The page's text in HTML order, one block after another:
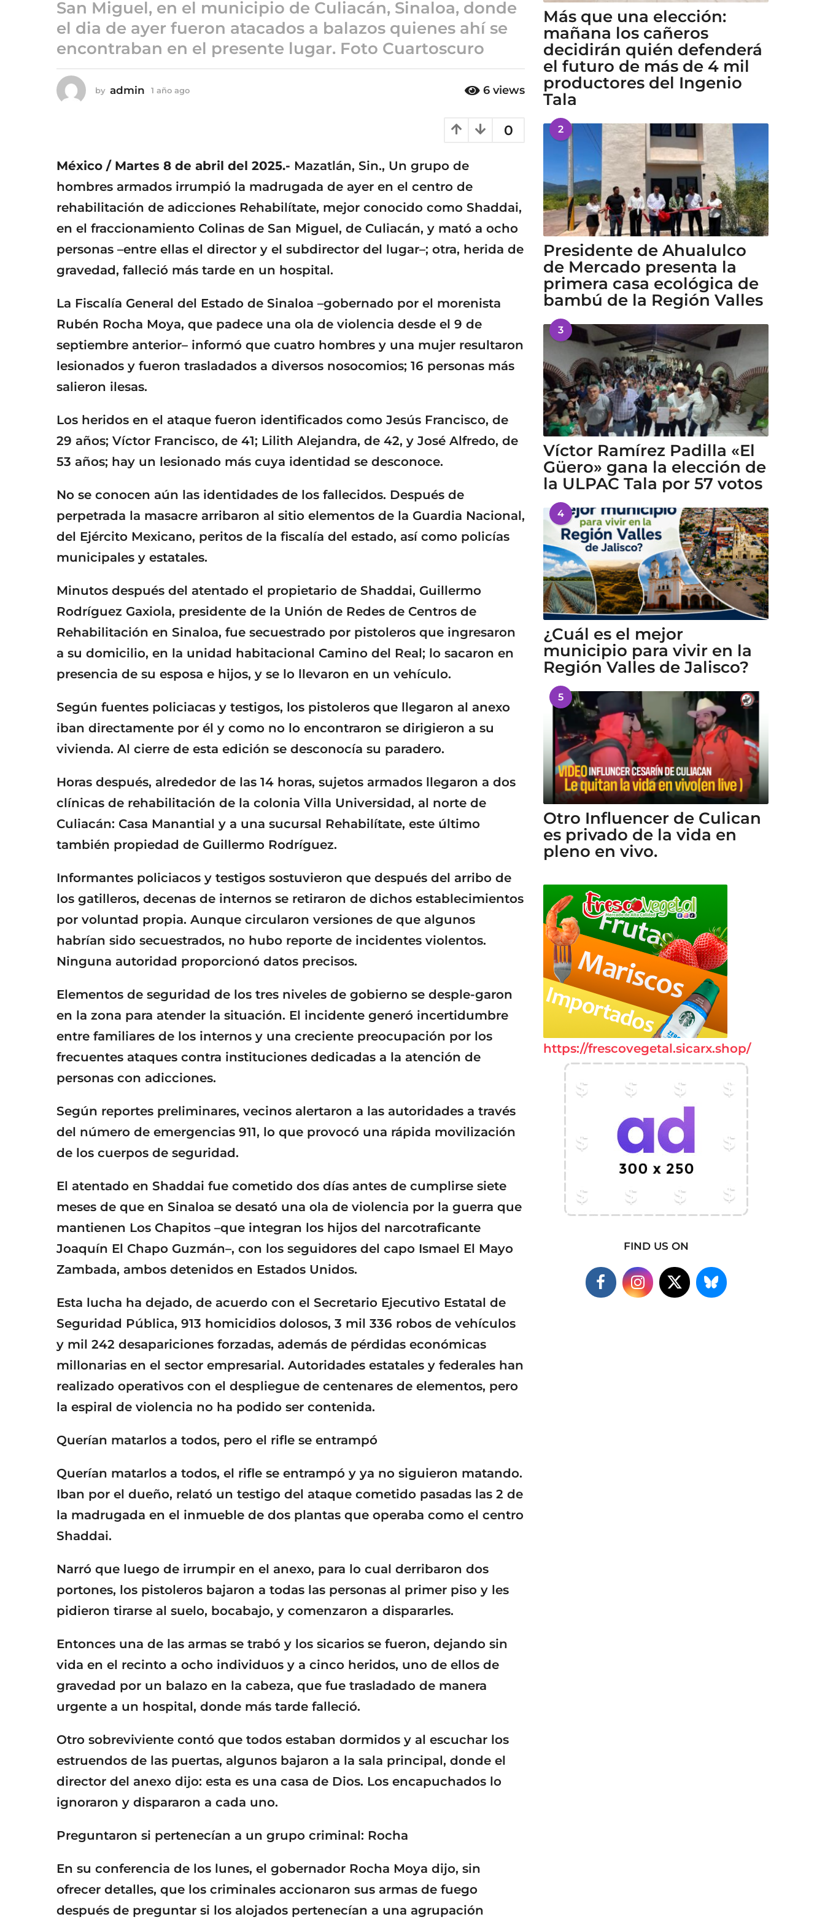
ñ
a
g
San Miguel, en el municipio de Culiacán, Sinaloa, donde
el dia de ayer fueron atacados a balazos quienes ahí se
encontraban en el presente lugar. Foto Cuartoscuro
by admin 1 año ago 6 views
0
México / Martes 8 de abril del 2025.- Mazatlán, Sin., Un grupo de
hombres armados irrumpió la madrugada de ayer en el centro de
rehabilitación de adicciones Rehabilítate, mejor conocido como Shaddai,
en el fraccionamiento Colinas de San Miguel, de Culiacán, y mató a ocho
personas –entre ellas el director y el subdirector del lugar–; otra, herida de
gravedad, falleció más tarde en un hospital.
La Fiscalía General del Estado de Sinaloa –gobernado por el morenista
Rubén Rocha Moya, que padece una ola de violencia desde el 9 de
septiembre anterior– informó que cuatro hombres y una mujer resultaron
lesionados y fueron trasladados a diversos nosocomios; 16 personas más
salieron ilesas.
Los heridos en el ataque fueron identificados como Jesús Francisco, de
29 años; Víctor Francisco, de 41; Lilith Alejandra, de 42, y José Alfredo, de
53 años; hay un lesionado más cuya identidad se desconoce.
No se conocen aún las identidades de los fallecidos. Después de
perpetrada la masacre arribaron al sitio elementos de la Guardia Nacional,
del Ejército Mexicano, peritos de la fiscalía del estado, así como policías
municipales y estatales.
Minutos después del atentado el propietario de Shaddai, Guillermo
Rodríguez Gaxiola, presidente de la Unión de Redes de Centros de
Rehabilitación en Sinaloa, fue secuestrado por pistoleros que ingresaron
a su domicilio, en la unidad habitacional Camino del Real; lo sacaron en
presencia de su esposa e hijos, y se lo llevaron en un vehículo.
Según fuentes policiacas y testigos, los pistoleros que llegaron al anexo
iban directamente por él y como no lo encontraron se dirigieron a su
vivienda. Al cierre de esta edición se desconocía su paradero.
Horas después, alrededor de las 14 horas, sujetos armados llegaron a dos
clínicas de rehabilitación de la colonia Villa Universidad, al norte de
Culiacán: Casa Manantial y a una sucursal Rehabilítate, este último
también propiedad de Guillermo Rodríguez.
Informantes policiacos y testigos sostuvieron que después del arribo de
los gatilleros, decenas de internos se retiraron de dichos establecimientos
por voluntad propia. Aunque circularon versiones de que algunos
habrían sido secuestrados, no hubo reporte de incidentes violentos.
Ninguna autoridad proporcionó datos precisos.
Elementos de seguridad de los tres niveles de gobierno se desple-garon
en la zona para atender la situación. El incidente generó incertidumbre
entre familiares de los internos y una creciente preocupación por los
frecuentes ataques contra instituciones dedicadas a la atención de
personas con adicciones.
Según reportes preliminares, vecinos alertaron a las autoridades a través
del número de emergencias 911, lo que provocó una rápida movilización
de los cuerpos de seguridad.
El atentado en Shaddai fue cometido dos días antes de cumplirse siete
meses de que en Sinaloa se desató una ola de violencia por la guerra que
mantienen Los Chapitos –que integran los hijos del narcotraficante
Joaquín El Chapo Guzmán–, con los seguidores del capo Ismael El Mayo
Zambada, ambos detenidos en Estados Unidos.
Esta lucha ha dejado, de acuerdo con el Secretario Ejecutivo Estatal de
Seguridad Pública, 913 homicidios dolosos, 3 mil 336 robos de vehículos
y mil 242 desapariciones forzadas, además de pérdidas económicas
millonarias en el sector empresarial. Autoridades estatales y federales han
realizado operativos con el despliegue de centenares de elementos, pero
la espiral de violencia no ha podido ser contenida.
Querían matarlos a todos, pero el rifle se entrampó
Querían matarlos a todos, el rifle se entrampó y ya no siguieron matando.
Iban por el dueño, relató un testigo del ataque cometido pasadas las 2 de
la madrugada en el inmueble de dos plantas que operaba como el centro
Shaddai.
Narró que luego de irrumpir en el anexo, para lo cual derribaron dos
portones, los pistoleros bajaron a todas las personas al primer piso y les
pidieron tirarse al suelo, bocabajo, y comenzaron a dispararles.
Entonces una de las armas se trabó y los sicarios se fueron, dejando sin
vida en el recinto a ocho individuos y a cinco heridos, uno de ellos de
gravedad por un balazo en la cabeza, que fue trasladado de manera
urgente a un hospital, donde más tarde falleció.
Otro sobreviviente contó que todos estaban dormidos y al escuchar los
estruendos de las puertas, algunos bajaron a la sala principal, donde el
director del anexo dijo: esta es una casa de Dios. Los encapuchados lo
ignoraron y dispararon a cada uno.
Preguntaron si pertenecían a un grupo criminal: Rocha
En su conferencia de los lunes, el gobernador Rocha Moya dijo, sin
ofrecer detalles, que los criminales accionaron sus armas de fuego
después de preguntar si los alojados pertenecían a una agrupación
Más que una elección:
mañana los cañeros
decidirán quién defenderá
el futuro de más de 4 mil
productores del Ingenio
Tala
2
Presidente de Ahualulco
de Mercado presenta la
primera casa ecológica de
bambú de la Región Valles
3
Víctor Ramírez Padilla «El
Güero» gana la elección de
la ULPAC Tala por 57 votos
4
¿Cuál es el mejor
municipio para vivir en la
Región Valles de Jalisco?
5
Otro Influencer de Culican
es privado de la vida en
pleno en vivo.
https://frescovegetal.sicarx.shop/
FIND US ON